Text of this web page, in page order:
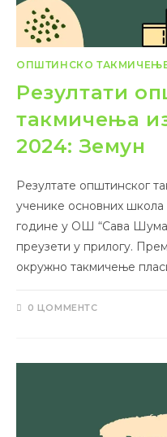
ОПШТИНСКО
Резултати
такмичења
2024: Земун
Резултате општинског
ученике основних школа
године у ОШ “Сава
преузети у прилогу.
окружно такмичење
0 ЦОММЕНТС